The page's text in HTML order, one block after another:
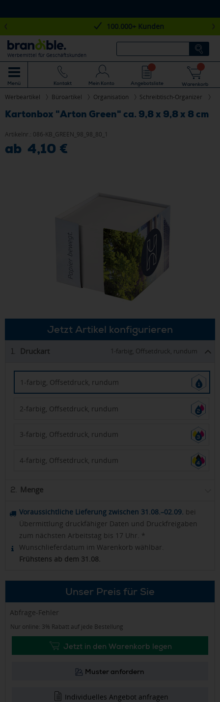
100.000+ Kunden
Werbemittel für Geschäftskunden
Menü Kontakt Mein Konto Angebotsliste Warenkorb
Werbeartikel Büroartikel Organisation Schreibtisch-Organizer
Kartonbox "Arton Green" ca. 9,8 x 9,8 x 8 cm
Artikelnr.: 086-KB_GREEN_98_98_80_1
ab 4,10 €
Jetzt Artikel konfigurieren
1. Druckart 1-farbig, Offsetdruck, rundum
1-farbig, Offsetdruck, rundum
2-farbig, Offsetdruck, rundum
3-farbig, Offsetdruck, rundum
4-farbig, Offsetdruck, rundum
2. Menge
Voraussichtliche Lieferung zwischen 31.08.–02.09. bei
Übermittlung druckfähiger Daten und Druckfreigaben
zum nächsten Arbeitstag bis 17 Uhr. *
Wunschlieferdatum im Warenkorb wählbar.
Frühstens ab dem 31.08.
Unser Preis für Sie
Abfrage-Fehler
Nur online: 3% Rabatt auf jede Bestellung
Jetzt in den Warenkorb legen
Muster anfordern
Individuelles Angebot anfragen